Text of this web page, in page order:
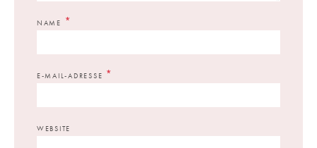
NAME *
E-MAIL-ADRESSE *
WEBSITE